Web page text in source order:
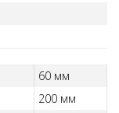
60 мм
200 мм